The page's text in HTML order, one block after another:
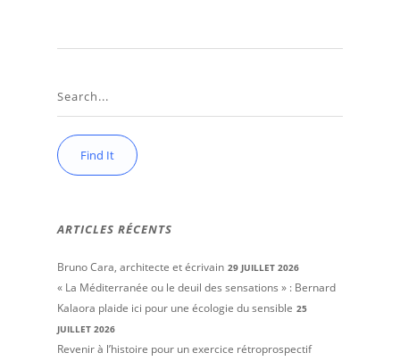
ARTICLES RÉCENTS
Bruno Cara, architecte et écrivain 29 JUILLET 2026
« La Méditerranée ou le deuil des sensations » : Bernard
Kalaora plaide ici pour une écologie du sensible 25
JUILLET 2026
Revenir à l’histoire pour un exercice rétroprospectif